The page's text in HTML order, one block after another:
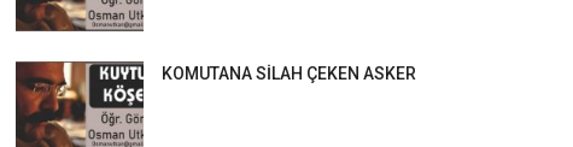
KOMUTANA SİLAH ÇEKEN ASKER